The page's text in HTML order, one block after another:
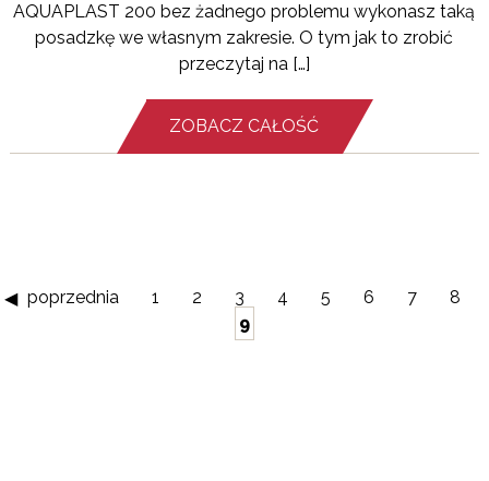
AQUAPLAST 200 bez żadnego problemu wykonasz taką
posadzkę we własnym zakresie. O tym jak to zrobić
przeczytaj na […]
ZOBACZ CAŁOŚĆ
poprzednia 1 2 3 4 5 6 7
8
9